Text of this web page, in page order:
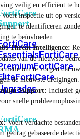
FortiCare
FortiCare
FortiCare
veilig en efficiënt te
Voert inspectie uit op
te identificeren
te beïnvloeden.
Threat Intelligence:
van de nieuwste
om te zorgen dat
de nieuwste dreigingen.
Support: Inclusief
snelle
Voert verdachte
gedrag gebaseerde